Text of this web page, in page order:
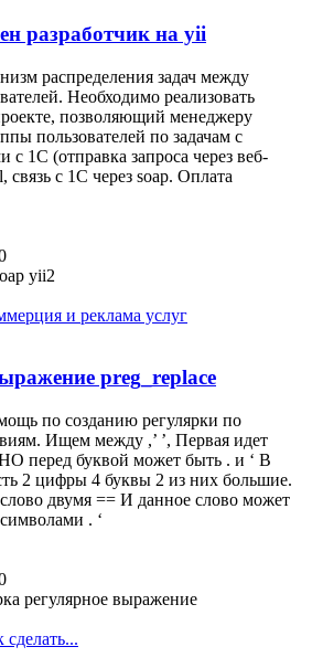
разработчик на yii
распределения задач между
Необходимо реализовать
позволяющий менеджеру
пользователей по задачам с
1С (отправка запроса через веб-
связь с 1С через soap. Оплата
yii2
и реклама услуг
preg_replace
по созданию регулярки по
Ищем между ,’ ’, Первая идет
перед буквой может быть . и ‘ В
2 цифры 4 буквы 2 из них большие.
двумя == И данное слово может
. ‘
регулярное выражение
сделать...